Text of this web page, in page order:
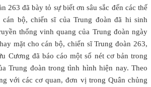
263 đã bày tỏ sự biết ơn sâu sắc đến các thế
bộ, chiến sĩ của Trung đoàn đã hi sinh
thống vinh quang của Trung đoàn ngày
mặt cho cán bộ, chiến sĩ Trung đoàn 263,
Cương đã báo cáo một số nét cơ bản trong
Trung đoàn trong tình hình hiện nay. Theo
với các cơ quan, đơn vị trong Quân chủng